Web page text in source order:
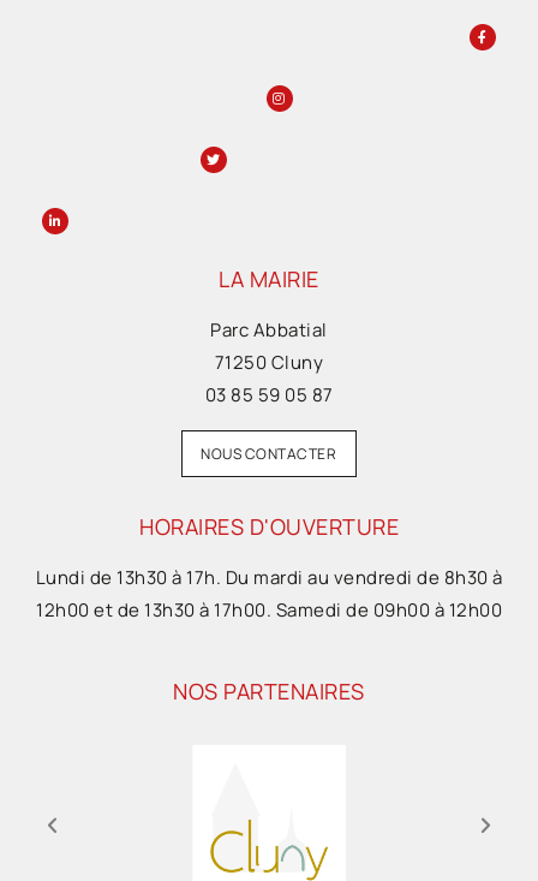
LA MAIRIE
Parc Abbatial
71250 Cluny
03 85 59 05 87
NOUS CONTACTER
HORAIRES D'OUVERTURE
Lundi de 13h30 à 17h. Du mardi au vendredi de 8h30 à
12h00 et de 13h30 à 17h00. Samedi de 09h00 à 12h00
NOS PARTENAIRES